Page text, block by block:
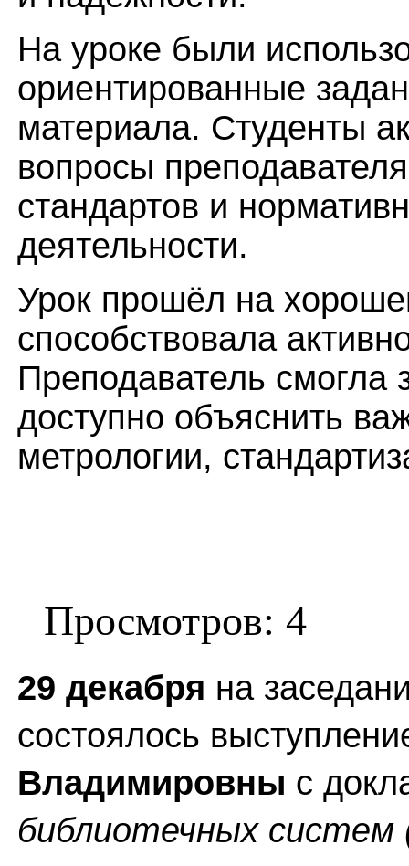
На уроке были
ориентированные
материала. Студенты
вопросы
стандартов и
деятельности.
Урок прошёл на
способствовала
Преподаватель смогла
доступно объяснить
метрологии,
Просмотров: 4
29 декабря на
состоялось
Владимировны с
библиотечных